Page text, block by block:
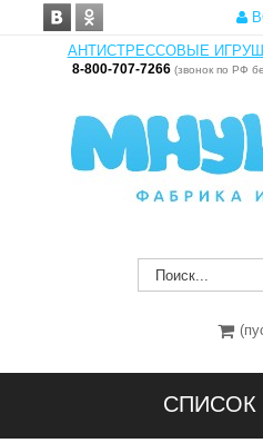
АНТИСТРЕССОВЫЕ
8-800-707-7266 (звонок по РФ